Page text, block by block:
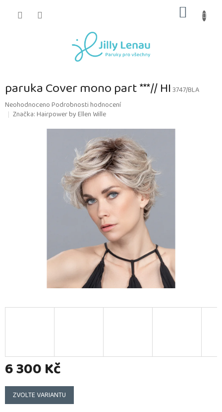
KOŠÍK
paruka Cover mono part ***// HI3747/BLA
Průměrné
hodnocení
NeohodnocenoPodrobnosti hodnocení
Značka:Hairpower by Ellen Wille
6 300 Kč
Měrná
cena:
ZVOLTE VARIANTU